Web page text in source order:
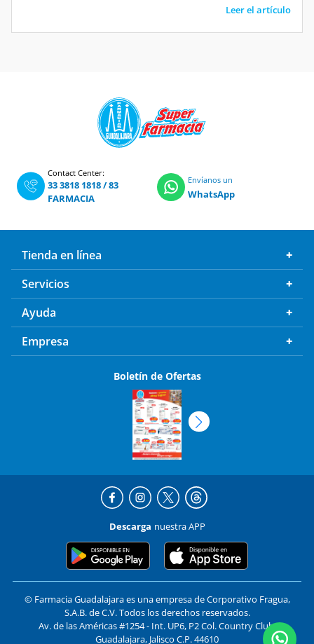
33 3818 1818
FARMACIA
WhatsApp
Servicios
Ayuda
Empresa
Boletín de Ofertas
Descarga nuestra APP
© Farmacia Guadalajara es una empresa de Corporativo Fragua,
S.A.B. de C.V. Todos los derechos reservados.
Av. de las Américas #1254 - Int. UP6, P2 Col. Country Club,
Guadalajara, Jalisco C.P. 44610